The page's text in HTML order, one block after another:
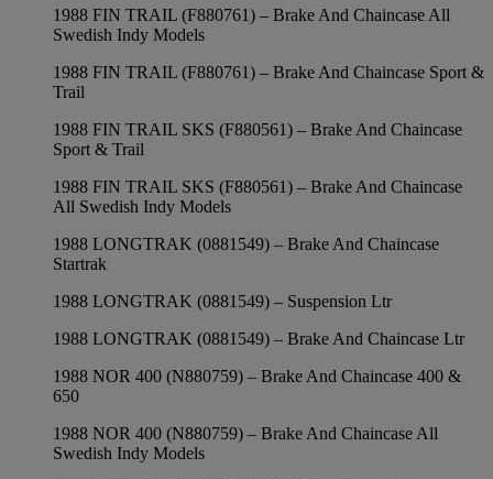
1988 FIN TRAIL (F880761) – Brake And Chaincase All
Swedish Indy Models
1988 FIN TRAIL (F880761) – Brake And Chaincase Sport &
Trail
1988 FIN TRAIL SKS (F880561) – Brake And Chaincase
Sport & Trail
1988 FIN TRAIL SKS (F880561) – Brake And Chaincase
All Swedish Indy Models
1988 LONGTRAK (0881549) – Brake And Chaincase
Startrak
1988 LONGTRAK (0881549) – Suspension Ltr
1988 LONGTRAK (0881549) – Brake And Chaincase Ltr
1988 NOR 400 (N880759) – Brake And Chaincase 400 &
650
1988 NOR 400 (N880759) – Brake And Chaincase All
Swedish Indy Models